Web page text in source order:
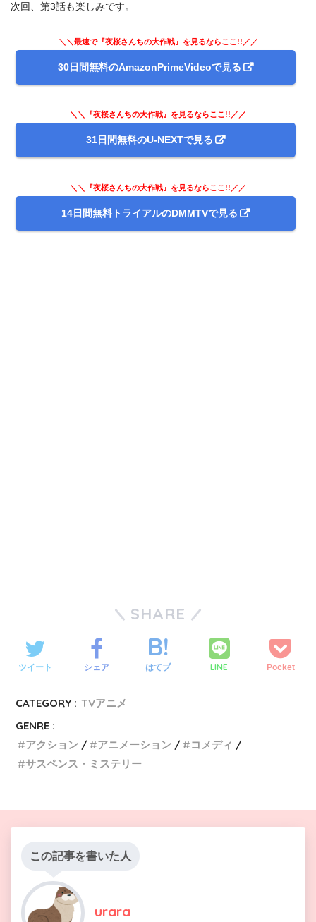
次回、第3話も楽しみです。
＼＼最速で『夜桜さんちの大作戦』を見るならここ!!／／
30日間無料のAmazonPrimeVideoで見る
＼＼『夜桜さんちの大作戦』を見るならここ!!／／
31日間無料のU-NEXTで見る
＼＼『夜桜さんちの大作戦』を見るならここ!!／／
14日間無料トライアルのDMMTVで見る
SHARE
ツイート シェア はてブ LINE Pocket
CATEGORY : TVアニメ
GENRE :
アクション
アニメーション
コメディ
サスペンス・ミステリー
この記事を書いた人
urara